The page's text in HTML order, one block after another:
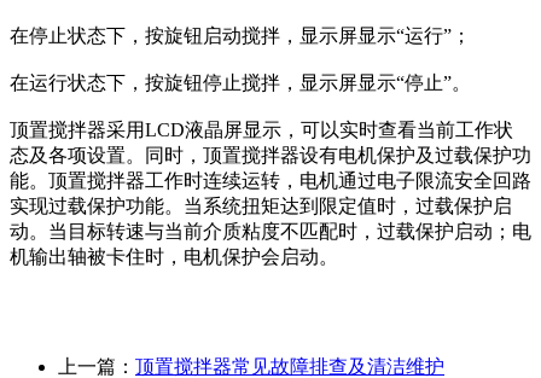
在停止状态下，按旋钮启动搅拌，显示屏显示“运行”；
在运行状态下，按旋钮停止搅拌，显示屏显示“停止”。
顶置搅拌器采用LCD液晶屏显示，可以实时查看当前工作状
态及各项设置。同时，顶置搅拌器设有电机保护及过载保护功
能。顶置搅拌器工作时连续运转，电机通过电子限流安全回路
实现过载保护功能。当系统扭矩达到限定值时，过载保护启
动。当目标转速与当前介质粘度不匹配时，过载保护启动；电
机输出轴被卡住时，电机保护会启动。
上一篇： 顶置搅拌器常见故障排查及清洁维护